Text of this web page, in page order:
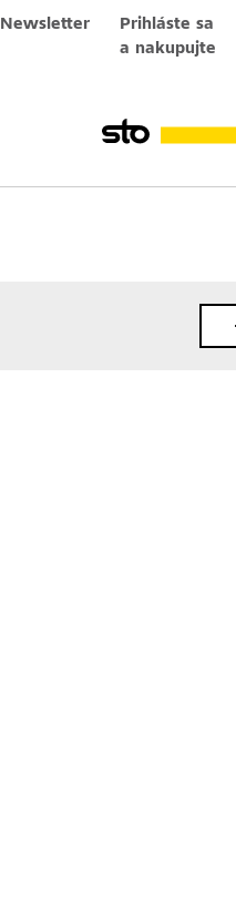
Newsletter
Prihláste sa
a nakupujte